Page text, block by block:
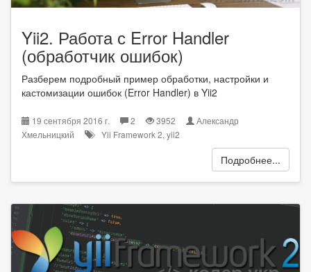
Yii2. Работа с Error Handler
(обработчик ошибок)
Разберем подробный пример обработки, настройки и
кастомизации ошибок (Error Handler) в Yii2
19 сентября 2016 г. 2 3952
Александр
Хмельницкий
Yii Framework 2, yii2
Подробнее...